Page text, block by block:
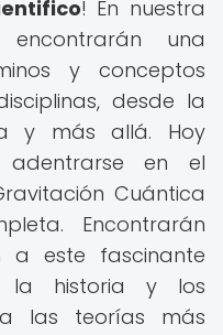
! En nuestra
una
y conceptos
desde la
y más allá. Hoy
adentrarse en el
Cuántica
Encontrarán
a este fascinante
la historia y los
las teorías más